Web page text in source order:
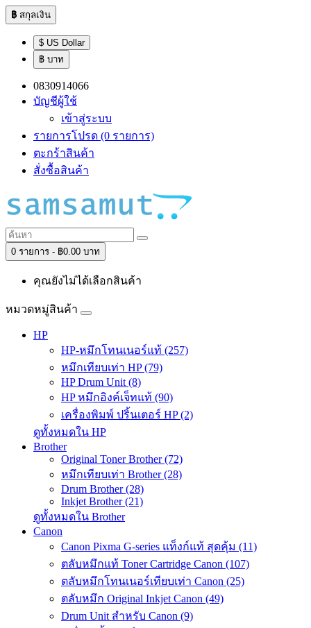
฿ สกุลเงิน
$ US Dollar
฿ บาท
0830914066
บัญชีผู้ใช้
เข้าสู่ระบบ
รายการโปรด (0 รายการ)
ตะกร้าสินค้า
สั่งซื้อสินค้า
0 รายการ - ฿0.00 บาท
คุณยังไม่ได้เลือกสินค้า
หมวดหมู่สินค้า
HP
HP-หมึกโทนเนอร์แท้ (257)
หมึกเทียบเท่า HP (79)
HP Drum Unit (8)
HP หมึกอิงค์เจ็ทแท้ (90)
เครื่องพิมพ์ ปริ้นเตอร์ HP (2)
ดูทั้งหมดใน HP
Brother
Original Toner Brother (72)
หมึกเทียบเท่า Brother (28)
Drum Brother (28)
Inkjet Brother (21)
ดูทั้งหมดใน Brother
Canon
Canon Pixma G-series แท็งก์แท้ สุดคุ้ม (11)
ตลับหมึกแท้ Toner Cartridge Canon (107)
ตลับหมึกโทนเนอร์เทียบเท่า Canon (25)
ตลับหมึก Original Inkjet Canon (49)
Drum Unit สำหรับ Canon (9)